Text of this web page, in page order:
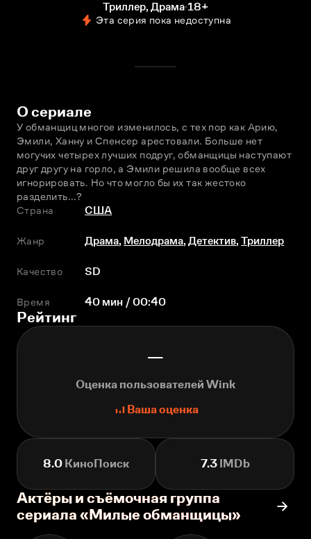
Триллер, Драма 18+
Эта серия пока недоступна
О сериале
У обманщиц многое изменилось, с тех пор как Арию,
Эмили, Ханну и Спенсер арестовали. Больше нет
могучих четырех лучших подруг, обманщицы наступают
друг другу на горло, а Эмили решила вообще всех
игнорировать. Но что могло бы их так жестоко
разделить...?
Страна
США
Жанр Драма, Мелодрама,Детектив,Триллер
Качество SD
Время 40 мин / 00:40
Рейтинг
—
Оценка пользователей Wink
Ваша оценка
8.0 КиноПоиск 7.3IMDb
Актёры и съёмочная группа
сериала «Милые обманщицы»